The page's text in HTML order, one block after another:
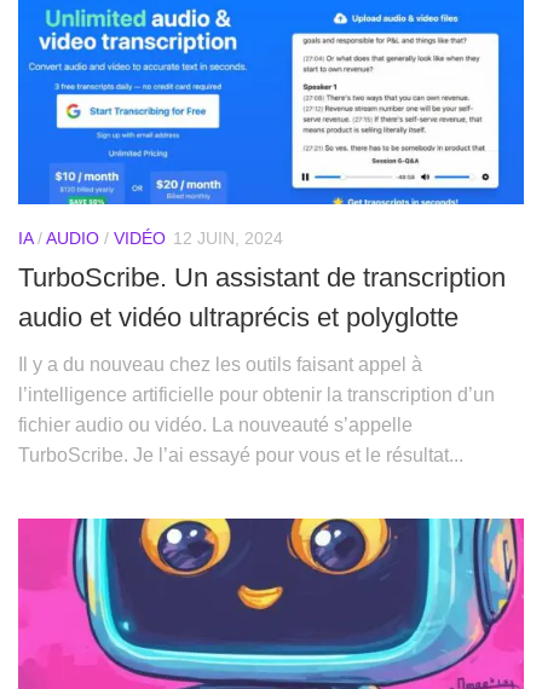
IA/AUDIO / VIDÉO 12 JUIN, 2024
TurboScribe. Un assistant de transcription
audio et vidéo ultraprécis et polyglotte
Il y a du nouveau chez les outils faisant appel à
l’intelligence artificielle pour obtenir la transcription d’un
fichier audio ou vidéo. La nouveauté s’appelle
TurboScribe. Je l’ai essayé pour vous et le résultat...